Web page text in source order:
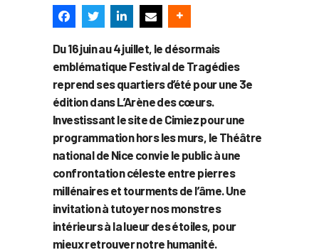
Du 16 juin au 4 juillet, le désormais
emblématique Festival de Tragédies
reprend ses quartiers d’été pour une 3e
édition dans L’Arène des cœurs.
Investissant le site de Cimiez pour une
programmation hors les murs, le Théâtre
national de Nice convie le public à une
confrontation céleste entre pierres
millénaires et tourments de l’âme. Une
invitation à tutoyer nos monstres
intérieurs à la lueur des étoiles, pour
mieux retrouver notre humanité.